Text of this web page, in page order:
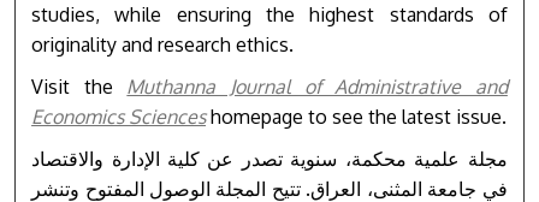
studies, while ensuring the highest standards of
originality and research ethics.
Visit the Muthanna Journal of Administrative and
Economics Scienceshomepage to see the latest issue.
مجلة علمية محكمة، سنوية تصدر عن كلية الإدارة والاقتصاد
في جامعة المثنى، العراق. تتيح المجلة الوصول المفتوح وتنشر